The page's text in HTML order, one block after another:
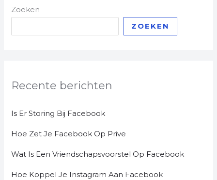
Zoeken
ZOEKEN
Recente berichten
Is Er Storing Bij Facebook
Hoe Zet Je Facebook Op Prive
Wat Is Een Vriendschapsvoorstel Op Facebook
Hoe Koppel Je Instagram Aan Facebook